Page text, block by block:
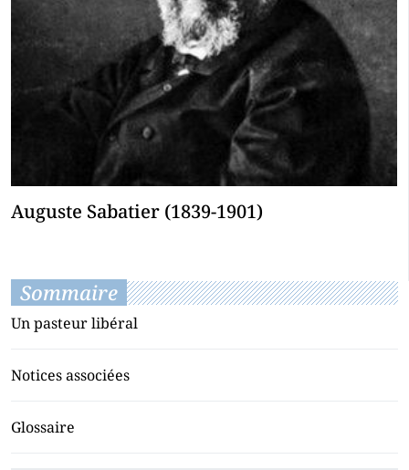
Auguste Sabatier (1839-1901)
Sommaire
Un pasteur libéral
Notices associées
Glossaire